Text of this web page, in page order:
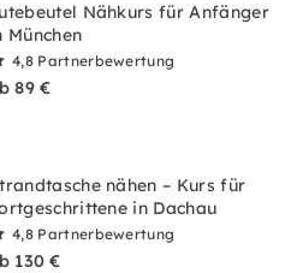
Nähkurs für Anfänger
München
4,8 Partnerbewertung
89 €
nähen – Kurs für
in Dachau
4,8 Partnerbewertung
130 €